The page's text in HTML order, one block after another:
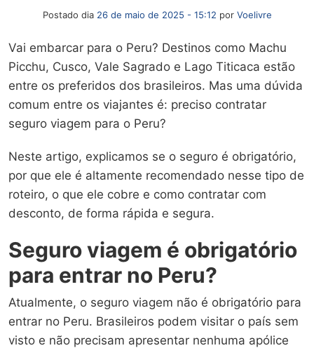
Postado dia 26 de maio de 2025 - 15:12 por Voelivre
Vai embarcar para o Peru? Destinos como Machu
Picchu, Cusco, Vale Sagrado e Lago Titicaca estão
entre os preferidos dos brasileiros. Mas uma dúvida
comum entre os viajantes é: preciso contratar
seguro viagem para o Peru?
Neste artigo, explicamos se o seguro é obrigatório,
por que ele é altamente recomendado nesse tipo de
roteiro, o que ele cobre e como contratar com
desconto, de forma rápida e segura.
Seguro viagem é obrigatório
para entrar no Peru?
Atualmente, o seguro viagem não é obrigatório para
entrar no Peru. Brasileiros podem visitar o país sem
visto e não precisam apresentar nenhuma apólice